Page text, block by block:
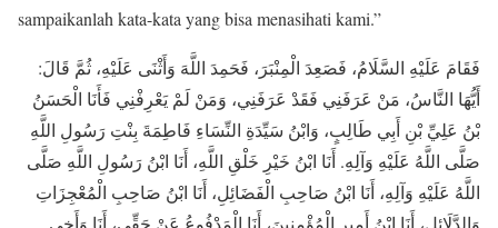
sampaikanlah kata-kata yang bisa menasihati kami.”
فَقَامَ عَلَيْهِ السَّلَامُ، فَصَعِدَ الْمِنْبَرَ، فَحَمِدَ اللَّهَ وَأَثْنَى عَلَيْهِ، ثُمَّ قَالَ:
أَيُّهَا النَّاسُ، مَنْ عَرَفَنِي فَقَدْ عَرَفَنِي، وَمَنْ لَمْ يَعْرِفْنِي فَأَنَا الْحَسَنُ
بْنُ عَلِيِّ بْنِ أَبِي طَالِبٍ، وَابْنُ سَيِّدَةِ النِّسَاءِ فَاطِمَةَ بِنْتِ رَسُولِ اللَّهِ
صَلَّى اللَّهُ عَلَيْهِ وَآلِهِ. أَنَا ابْنُ خَيْرِ خَلْقِ اللَّهِ، أَنَا ابْنُ رَسُولِ اللَّهِ صَلَّى
اللَّهُ عَلَيْهِ وَآلِهِ، أَنَا ابْنُ صَاحِبِ الْفَضَائِلِ، أَنَا ابْنُ صَاحِبِ الْمُعْجِزَاتِ
وَالدَّلَائِلِ، أَنَا ابْنُ أَمِيرِ الْمُؤْمِنِينَ، أَنَا الْمَدْفُوعُ عَنْ حَقِّي، أَنَا وَأَخِي